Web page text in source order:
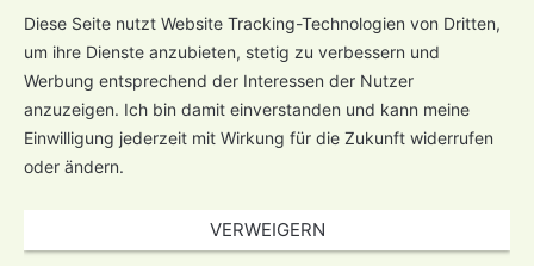
Diese Seite nutzt Website Tracking-Technologien von Dritten,
um ihre Dienste anzubieten, stetig zu verbessern und
Werbung entsprechend der Interessen der Nutzer
anzuzeigen. Ich bin damit einverstanden und kann meine
Einwilligung jederzeit mit Wirkung für die Zukunft widerrufen
oder ändern.
VERWEIGERN